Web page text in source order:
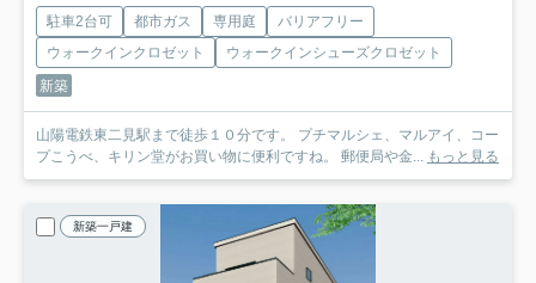
駐車2台可 都市ガス 専用庭
バリアフリー
ウォークインクロゼット
ウォークインシューズクロゼット
新築
山陽電鉄東二見駅まで徒歩１０分です。 プチマルシェ、マルアイ、コー
プこうべ、キリン堂がお買い物に便利ですね。 郵便局や金...
もっと見る
新築一戸建